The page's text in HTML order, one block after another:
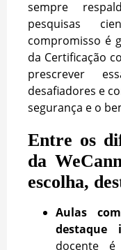
sempre
pesquisas
compromisso é
da Certificação
prescrever
desafiadores e
segurança e o
Entre os
da
escolha,
Aulas
destaque
docente